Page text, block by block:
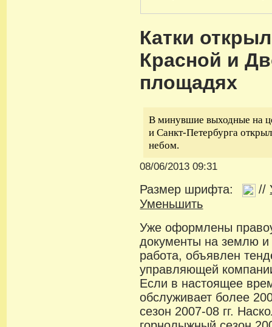
Катки
Красной и
площадях
В минувшие выходные на
и Санкт-Петербурга
небом.
08/06/2013 09:31
Размер шрифта: //
Уменьшить
Уже оформлены
документы на землю и
работа, объявлен
управляющей
Если в настоящее
обслуживает более
сезон 2007-08 гг.